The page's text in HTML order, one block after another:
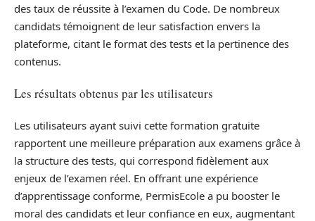
des taux de réussite à l’examen du Code. De nombreux
candidats témoignent de leur satisfaction envers la
plateforme, citant le format des tests et la pertinence des
contenus.
Les résultats obtenus par les utilisateurs
Les utilisateurs ayant suivi cette formation gratuite
rapportent une meilleure préparation aux examens grâce à
la structure des tests, qui correspond fidèlement aux
enjeux de l’examen réel. En offrant une expérience
d’apprentissage conforme, PermisEcole a pu booster le
moral des candidats et leur confiance en eux, augmentant